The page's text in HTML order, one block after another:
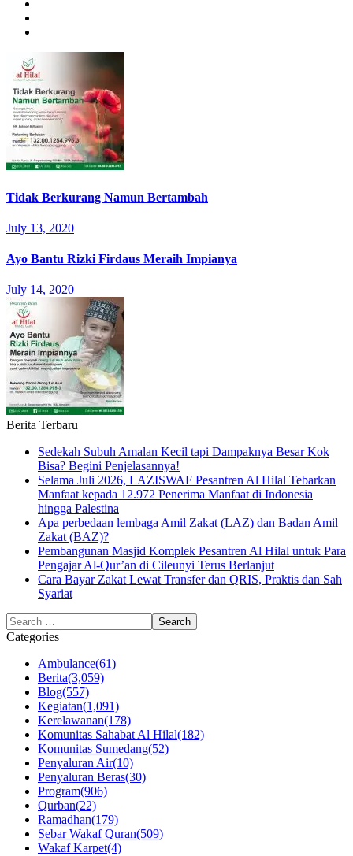
Tidak Berkurang Namun Bertambah
July 13, 2020
Ayo Bantu Rizki Firdaus Meraih Impianya
July 14, 2020
Berita Terbaru
Sedekah Subuh Amalan Kecil tapi Dampaknya Besar Kok
Bisa? Begini Penjelasannya!
Selama Juli 2026, LAZISWAF Pesantren Al Hilal Tebarkan
Manfaat kepada 12.972 Penerima Manfaat di Indonesia
hingga Palestina
Apa perbedaan lembaga Amil Zakat (LAZ) dan Badan Amil
Zakat (BAZ)?
Pembangunan Masjid Komplek Pesantren Al Hilal untuk Para
Pengajar Al-Qur’an di Cileunyi Terus Berlanjut
Cara Bayar Zakat Lewat Transfer dan QRIS, Praktis dan Sah
Syariat
Categories
Ambulance(61)
Berita(3,059)
Blog(557)
Kegiatan(1,091)
Kerelawanan(178)
Komunitas Sahabat Al Hilal(182)
Komunitas Sumedang(52)
Penyaluran Air(10)
Penyaluran Beras(30)
Program(906)
Qurban(22)
Ramadhan(179)
Sebar Wakaf Quran(509)
Wakaf Karpet(4)